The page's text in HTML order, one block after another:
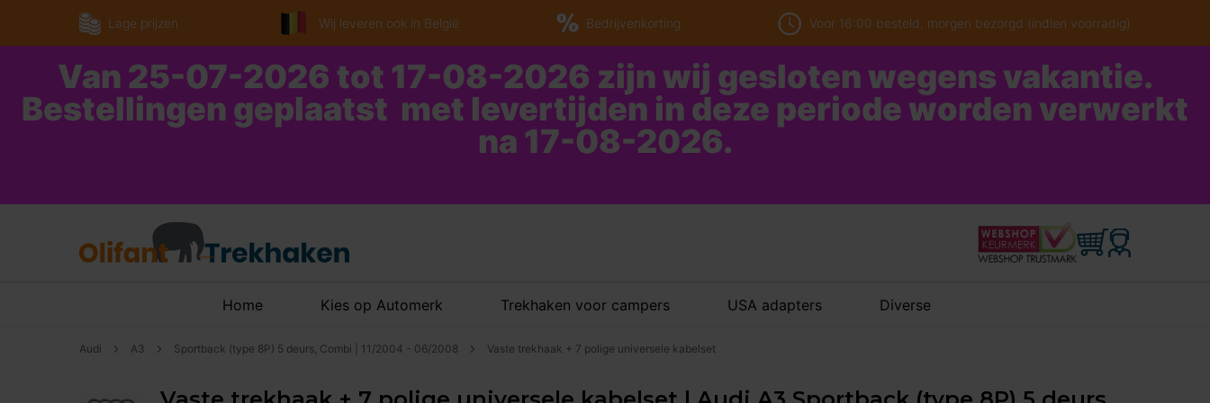
Lage prijzen Wij leveren ook in België Bedrijvenkorting Voor 16:00 besteld, morgen bezorgd (indien voorradig)
Van 25-07-2026 tot 17-08-2026 zijn wij gesloten wegens vakantie.
Bestellingen geplaatst met levertijden in deze periode worden verwerkt
na 17-08-2026.
Home Kies op Automerk Trekhaken voor campers USA adapters Diverse
Audi A3 Sportback (type 8P) 5 deurs, Combi | 11/2004 - 06/2008 Vaste trekhaak + 7 polige universele kabelset